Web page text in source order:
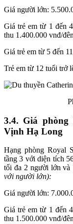
Giá người lớn:
Giá trẻ em từ 1 đến
thu 1.400.000 vnđ/
Giá trẻ em từ 5 đến
Trẻ em từ 12 tuổi trở
3.4. Giá phòng
Vịnh Hạ Long
Hạng phòng Royal
tầng 3 với diện tích
tối đa 2 người lớn
với người lớn):
Giá người lớn:
Giá trẻ em từ 1 đến
thu 1.500.000 vnđ/